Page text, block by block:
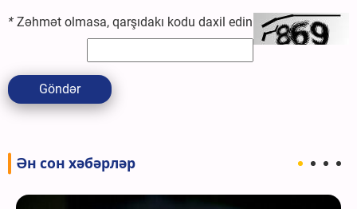
* Zəhmət olmasa, qarşıdakı kodu daxil edin
Göndər
Ән сон хәбәрләр